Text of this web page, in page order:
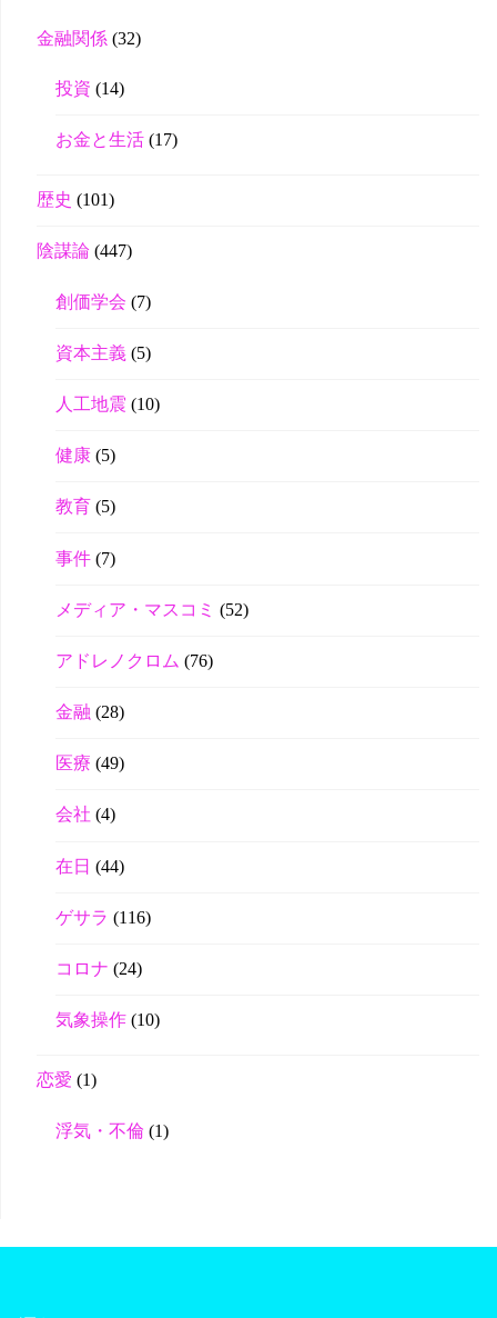
金融関係 (32)
投資 (14)
お金と生活(17)
歴史 (101)
陰謀論 (447)
創価学会 (7)
資本主義(5)
人工地震 (10)
健康(5)
教育 (5)
事件(7)
メディア・マスコミ (52)
アドレノクロム (76)
金融 (28)
医療 (49)
会社 (4)
在日 (44)
ゲサラ (116)
コロナ (24)
気象操作(10)
恋愛 (1)
浮気・不倫 (1)